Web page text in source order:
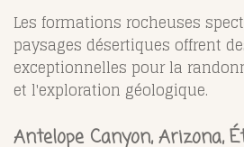
Les formations rocheuses
paysages désertiques offrent
exceptionnelles pour la
et l'exploration géologique.
Antelope Canyon, Arizona,